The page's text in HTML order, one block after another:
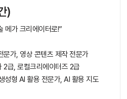
)
메가 크리에이터로!”
가, 영상 콘텐츠 제작 전문가
2급, 로컬크리에이터즈 2급
형 AI 활용 전문가, AI 활용 지도